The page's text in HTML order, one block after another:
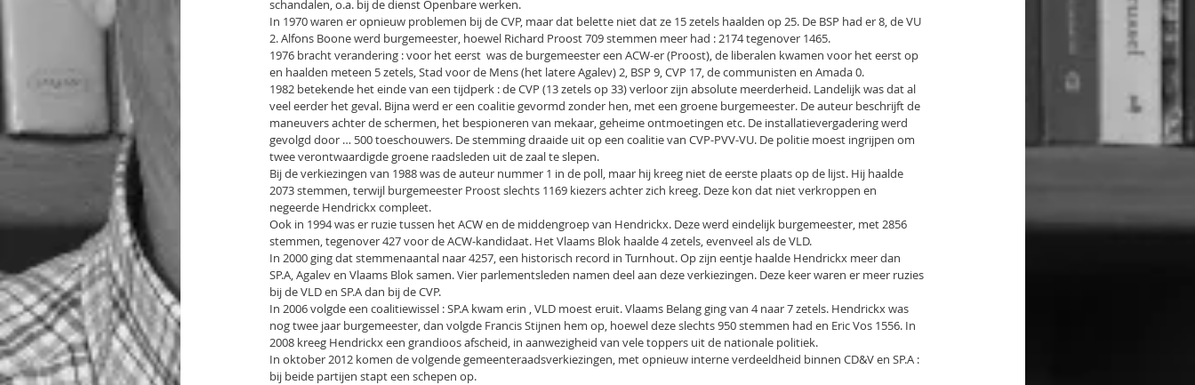
schandalen, o.a. bij de dienst Openbare werken.
In 1970 waren er opnieuw problemen bij de CVP, maar dat belette niet dat ze 15 zetels haalden op 25. De BSP had er 8, de VU
2. Alfons Boone werd burgemeester, hoewel Richard Proost 709 stemmen meer had : 2174 tegenover 1465.
1976 bracht verandering : voor het eerst  was de burgemeester een ACW-er (Proost), de liberalen kwamen voor het eerst op
en haalden meteen 5 zetels, Stad voor de Mens (het latere Agalev) 2, BSP 9, CVP 17, de communisten en Amada 0.
1982 betekende het einde van een tijdperk : de CVP (13 zetels op 33) verloor zijn absolute meerderheid. Landelijk was dat al
veel eerder het geval. Bijna werd er een coalitie gevormd zonder hen, met een groene burgemeester. De auteur beschrijft de
maneuvers achter de schermen, het bespioneren van mekaar, geheime ontmoetingen etc. De installatievergadering werd
gevolgd door … 500 toeschouwers. De stemming draaide uit op een coalitie van CVP-PVV-VU. De politie moest ingrijpen om
twee verontwaardigde groene raadsleden uit de zaal te slepen.
Bij de verkiezingen van 1988 was de auteur nummer 1 in de poll, maar hij kreeg niet de eerste plaats op de lijst. Hij haalde
2073 stemmen, terwijl burgemeester Proost slechts 1169 kiezers achter zich kreeg. Deze kon dat niet verkroppen en
negeerde Hendrickx compleet.
Ook in 1994 was er ruzie tussen het ACW en de middengroep van Hendrickx. Deze werd eindelijk burgemeester, met 2856
stemmen, tegenover 427 voor de ACW-kandidaat. Het Vlaams Blok haalde 4 zetels, evenveel als de VLD.
In 2000 ging dat stemmenaantal naar 4257, een historisch record in Turnhout. Op zijn eentje haalde Hendrickx meer dan
SP.A, Agalev en Vlaams Blok samen. Vier parlementsleden namen deel aan deze verkiezingen. Deze keer waren er meer ruzies
bij de VLD en SP.A dan bij de CVP.
In 2006 volgde een coalitiewissel : SP.A kwam erin , VLD moest eruit. Vlaams Belang ging van 4 naar 7 zetels. Hendrickx was
nog twee jaar burgemeester, dan volgde Francis Stijnen hem op, hoewel deze slechts 950 stemmen had en Eric Vos 1556. In
2008 kreeg Hendrickx een grandioos afscheid, in aanwezigheid van vele toppers uit de nationale politiek.
In oktober 2012 komen de volgende gemeenteraadsverkiezingen, met opnieuw interne verdeeldheid binnen CD&V en SP.A :
bij beide partijen stapt een schepen op.